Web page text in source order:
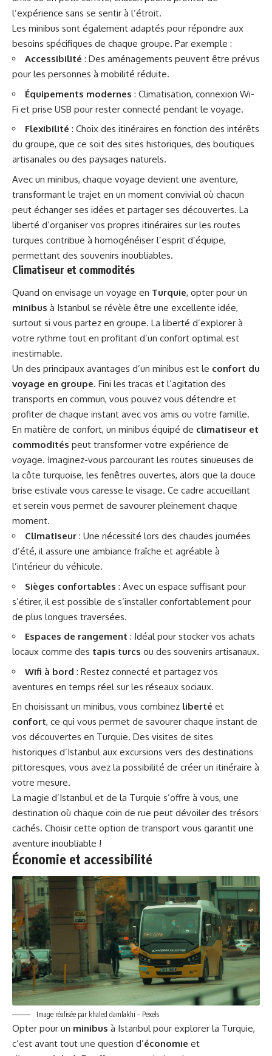
l’expérience sans se sentir à l’étroit.
Les minibus sont également adaptés pour répondre aux
besoins spécifiques de chaque groupe. Par exemple :
Accessibilité : Des aménagements peuvent être prévus
pour les personnes à mobilité réduite.
Équipements modernes : Climatisation, connexion Wi-
Fi et prise USB pour rester connecté pendant le voyage.
Flexibilité : Choix des itinéraires en fonction des intérêts
du groupe, que ce soit des sites historiques, des boutiques
artisanales ou des paysages naturels.
Avec un minibus, chaque voyage devient une aventure,
transformant le trajet en un moment convivial où chacun
peut échanger ses idées et partager ses découvertes. La
liberté d’organiser vos propres itinéraires sur les routes
turques contribue à homogénéiser l’esprit d’équipe,
permettant des souvenirs inoubliables.
Climatiseur et commodités
Quand on envisage un voyage en Turquie, opter pour un
minibus à Istanbul se révèle être une excellente idée,
surtout si vous partez en groupe. La liberté d’explorer à
votre rythme tout en profitant d’un confort optimal est
inestimable.
Un des principaux avantages d’un minibus est le confort du
voyage en groupe. Fini les tracas et l’agitation des
transports en commun, vous pouvez vous détendre et
profiter de chaque instant avec vos amis ou votre famille.
En matière de confort, un minibus équipé de climatiseur et
commodités peut transformer votre expérience de
voyage. Imaginez-vous parcourant les routes sinueuses de
la côte turquoise, les fenêtres ouvertes, alors que la douce
brise estivale vous caresse le visage. Ce cadre accueillant
et serein vous permet de savourer pleinement chaque
moment.
Climatiseur : Une nécessité lors des chaudes journées
d’été, il assure une ambiance fraîche et agréable à
l’intérieur du véhicule.
Sièges confortables : Avec un espace suffisant pour
s’étirer, il est possible de s’installer confortablement pour
de plus longues traversées.
Espaces de rangement : Idéal pour stocker vos achats
locaux comme des tapis turcs ou des souvenirs artisanaux.
Wifi à bord : Restez connecté et partagez vos
aventures en temps réel sur les réseaux sociaux.
En choisissant un minibus, vous combinez liberté et
confort, ce qui vous permet de savourer chaque instant de
vos découvertes en Turquie. Des visites de sites
historiques d’Istanbul aux excursions vers des destinations
pittoresques, vous avez la possibilité de créer un itinéraire à
votre mesure.
La magie d’Istanbul et de la Turquie s’offre à vous, une
destination où chaque coin de rue peut dévoiler des trésors
cachés. Choisir cette option de transport vous garantit une
aventure inoubliable !
Économie et accessibilité
Image réalisée par khaled damlakhi – Pexels
Opter pour un minibus à Istanbul pour explorer la Turquie,
c’est avant tout une question d’économie et